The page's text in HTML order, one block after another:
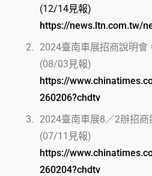
(12/14見報)
https://news.ltn.com.tw/
2024臺南車展招商說明會
(08/03見報)
https://
260206?chdtv
2024臺南車展8／2辦招
(07/11見報)
https://
260204?chdtv